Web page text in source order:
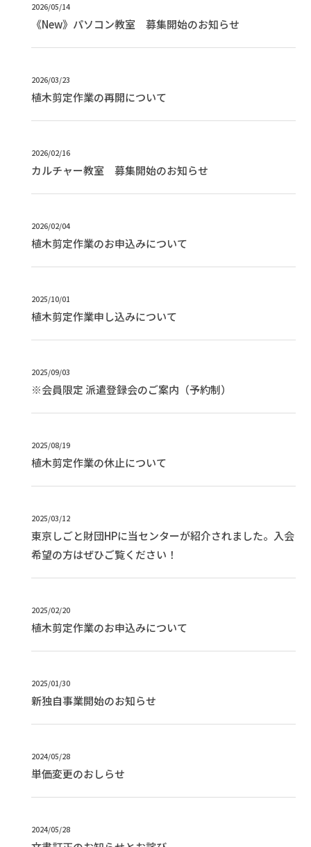
2026/05/14
《New》パソコン教室 募集開始のお知らせ
2026/03/23
植木剪定作業の再開について
2026/02/16
カルチャー教室 募集開始のお知らせ
2026/02/04
植木剪定作業のお申込みについて
2025/10/01
植木剪定作業申し込みについて
2025/09/03
※会員限定 派遣登録会のご案内（予約制）
2025/08/19
植木剪定作業の休止について
2025/03/12
東京しごと財団HPに当センターが紹介されました。入会
希望の方はぜひご覧ください！
2025/02/20
植木剪定作業のお申込みについて
2025/01/30
新独自事業開始のお知らせ
2024/05/28
単価変更のおしらせ
2024/05/28